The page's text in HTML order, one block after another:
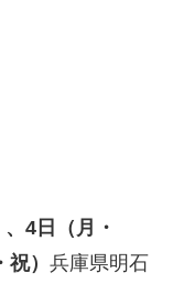
4日（月・
） 兵庫県明石